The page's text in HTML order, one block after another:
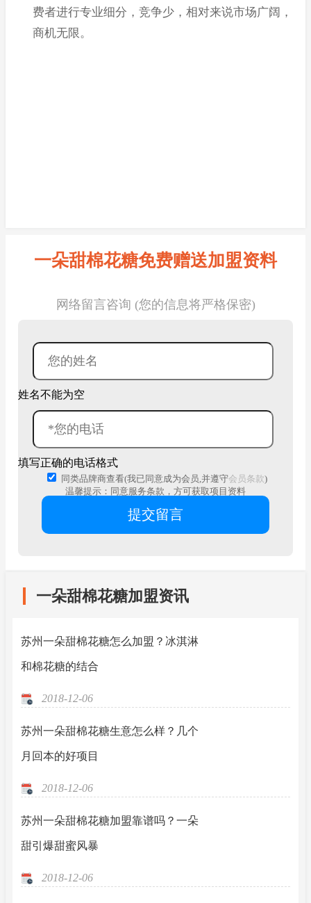
费者进行专业细分，竞争少，相对来说市场广阔，
商机无限。
一朵甜棉花糖免费赠送加盟资料
网络留言咨询 (您的信息将严格保密)
姓名不能为空
填写正确的电话格式
同类品牌商查看(我已同意成为会员,并遵守会员条款)
温馨提示：同意服务条款，方可获取项目资料
一朵甜棉花糖加盟资讯
苏州一朵甜棉花糖怎么加盟？冰淇淋
和棉花糖的结合
2018-12-06
苏州一朵甜棉花糖生意怎么样？几个
月回本的好项目
2018-12-06
苏州一朵甜棉花糖加盟靠谱吗？一朵
甜引爆甜蜜风暴
2018-12-06